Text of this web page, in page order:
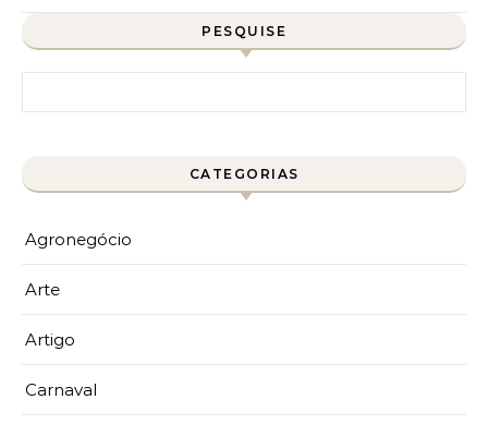
PESQUISE
CATEGORIAS
Agronegócio
Arte
Artigo
Carnaval